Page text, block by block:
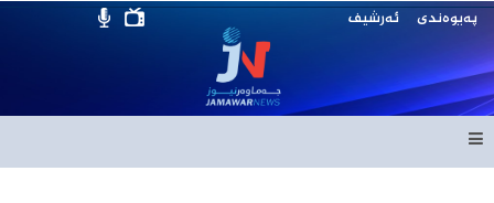
پەیوەندی ئەرشیف